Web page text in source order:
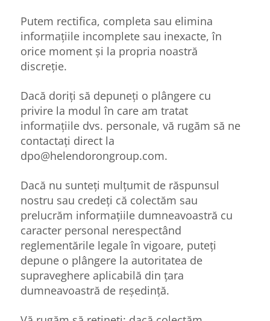
Putem rectifica, completa sau elimina
informațiile incomplete sau inexacte, în
orice moment și la propria noastră
discreție.
Dacă doriți să depuneți o plângere cu
privire la modul în care am tratat
informațiile dvs. personale, vă rugăm să ne
contactați direct la
dpo@helendorongroup.com.
Dacă nu sunteți mulțumit de răspunsul
nostru sau credeți că colectăm sau
prelucrăm informațiile dumneavoastră cu
caracter personal nerespectând
reglementările legale în vigoare, puteți
depune o plângere la autoritatea de
supraveghere aplicabilă din țara
dumneavoastră de reședință.